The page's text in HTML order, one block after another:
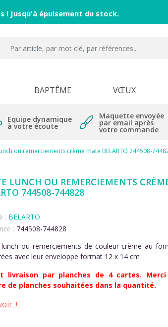
! Jusqu'à épuisement du stock.
BAPTÊME VŒUX
Equipe dynamique
à votre écoute
Maquette envoyée
par email après
votre commande
ou remerciements crème mate BELARTO 744508-
LUNCH OU REMERCIEMENTS
744508-744828
: BELARTO
: 744508-744828
lunch ou remerciements de couleur crème au
avec leur enveloppe format 12 x 14 cm
livraison par planches de 4 cartes.
de planches souhaitées dans la quantité.
+